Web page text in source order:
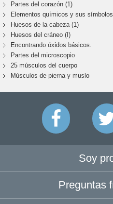
Partes del corazón (1)
Elementos químicos y sus
Huesos de la cabeza (1)
Huesos del cráneo (I)
Encontrando óxidos básicos.
Partes del microscopio
25 músculos del cuerpo
Músculos de pierna y muslo
Soy
Preguntas